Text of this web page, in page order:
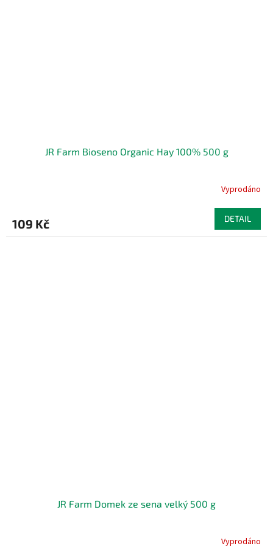
JR Farm Bioseno Organic Hay 100% 500 g
Vyprodáno
109 Kč DETAIL
JR Farm Domek ze sena velký 500 g
Vyprodáno